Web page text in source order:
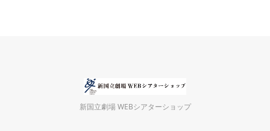
新国立劇場 WEBシアターショップ